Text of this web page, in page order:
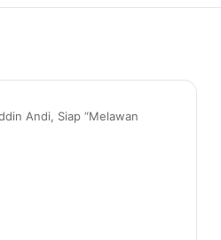
Andi, Siap “Melawan